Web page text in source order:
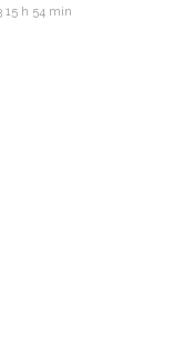
15 h 54 min